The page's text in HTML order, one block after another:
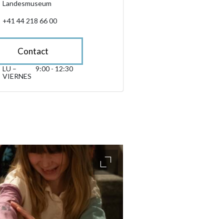
Landesmuseum
+41 44 218 66 00
Contact
only.opening_hours
lunes till viernes 09:00 - 12:30
LU –
VIERNES
9:00 - 12:30